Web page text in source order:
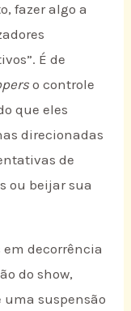
fazer algo a
É de
o controle
que eles
direcionadas
de
ou beijar sua
em decorrência
do show,
uma suspensão